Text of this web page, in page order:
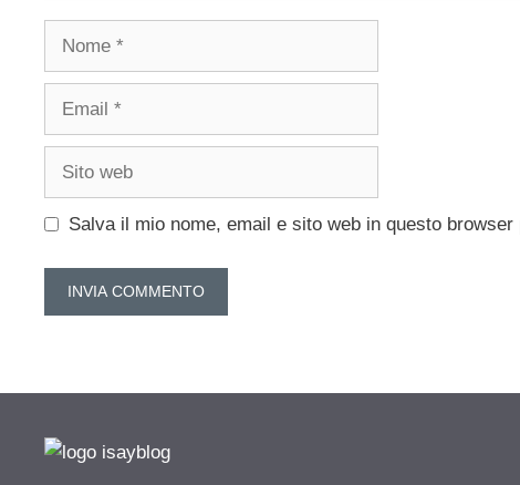
Nome
Email
Sito
Salva il mio nome, email e sito web in questo